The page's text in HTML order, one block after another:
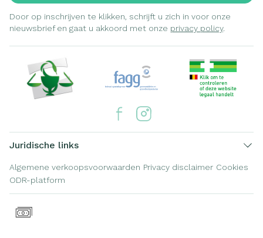
Door op inschrijven te klikken, schrijft u zich in voor onze
nieuwsbrief en gaat u akkoord met onze privacy policy.
Juridische links
Algemene verkoopsvoorwaarden Privacy disclaimer Cookies
ODR-platform